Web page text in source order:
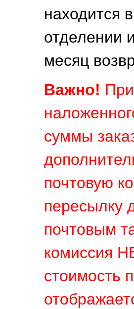
находится
отделении
месяц
Важно!
суммы
почтовую
пересылку
почтовым
комиссия
стоимость